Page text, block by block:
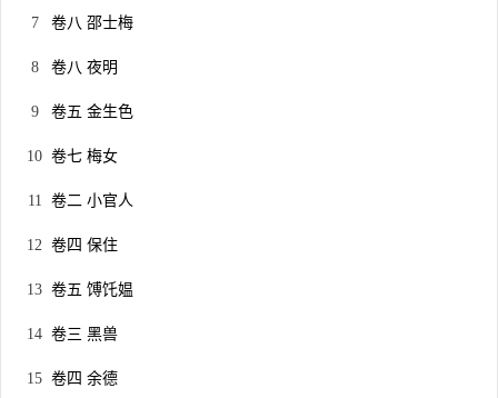
卷八 邵士梅
卷八 夜明
卷五 金生色
卷七 梅女
卷二 小官人
卷四 保住
卷五 馎饦媪
卷三 黑兽
卷四 余德